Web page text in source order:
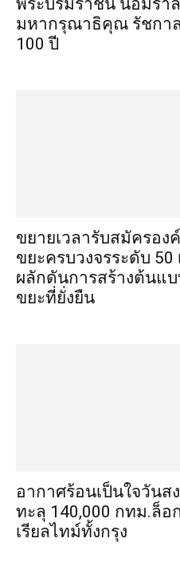
พระบรมราชินี น้อมรำ
มหากรุณาธิคุณ รัชกา
100 ปี
ขยายเวลารับสมัครอ
ขยะครบวงจรระดับ 50
ผลักดันการสร้างต้นแ
ขยะที่ยั่งยืน
อากาศร้อนเป็นใจวัน
ทะลุ 140,000 กทม.ล็อ
เรียลไทม์ทั้งกรุง